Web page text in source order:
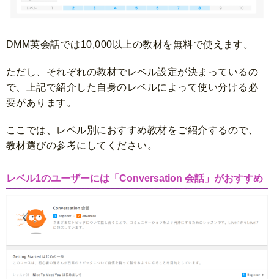
DMM英会話では10,000以上の教材を無料で使えます。
ただし、それぞれの教材でレベル設定が決まっているの
で、上記で紹介した自身のレベルによって使い分ける必
要があります。
ここでは、レベル別におすすめ教材をご紹介するので、
教材選びの参考にしてください。
レベル1のユーザーには「Conversation 会話」がおすすめ